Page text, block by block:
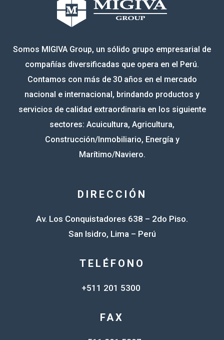
Somos MIGIVA Group, un sólido grupo empresarial de
compañías diversificadas que opera en el Perú.
Contamos con más de 30 años en el mercado
nacional e internacional, brindando productos y
servicios de calidad extraordinaria en los siguiente
sectores: Acuicultura, Agricultura,
Construcción/Inmobiliario, Energía y
Marítimo/Naviero.
DIRECCIÓN
Av. Los Conquistadores 638 – 2do Piso.
San Isidro, Lima – Perú
TELÉFONO
+511 201 5300
FAX